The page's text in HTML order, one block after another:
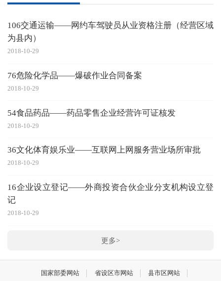
106交通运输——网约车驾驶员从业资格注册（经营区域
为县内）
2018-10-29
76危险化学品——爆破作业合同备案
2018-10-29
54食品药品——药品零售企业经营许可证核发
2018-10-29
36文化体育娱乐业——互联网上网服务营业场所审批
2018-10-29
16企业设立登记——外商投资合伙企业分支机构设立登
记
2018-10-29
更多>
国家部委网站 省设区市网站 县市区网站